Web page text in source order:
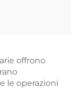
offrono
le operazioni